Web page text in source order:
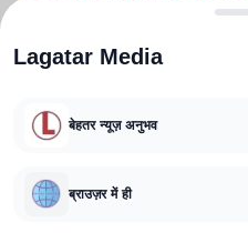
CORRECTIONS POLICY
Lagatar Media
बेहतर न्यूज़ अनुभव
ब्राउज़र में ही